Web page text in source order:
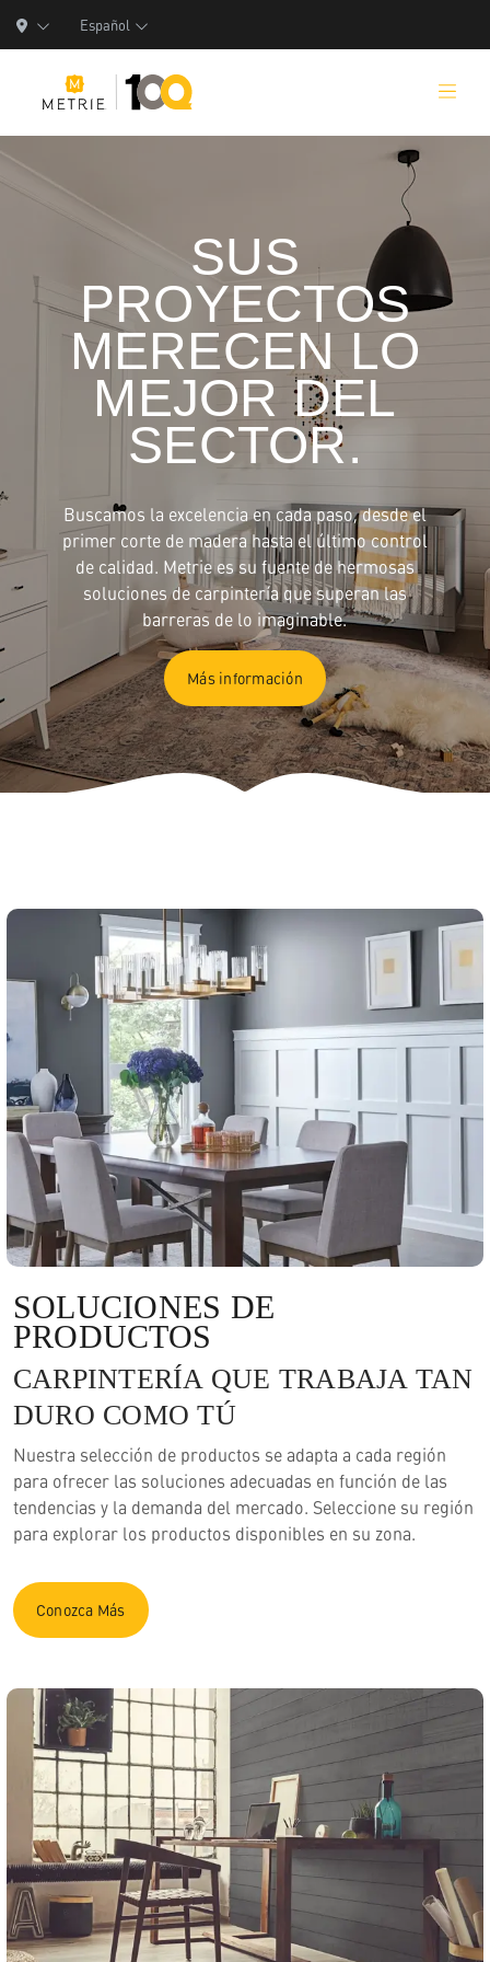
Español
Soluciones de Productos
Manufactura
Recursos
Quiénes Somos
Español
SUS
PROYECTOS
MERECEN LO
MEJOR DEL
SECTOR.
Buscamos la excelencia en cada paso, desde el
primer corte de madera hasta el último control
de calidad. Metrie es su fuente de hermosas
soluciones de carpintería que superan las
barreras de lo imaginable.
Más información
SOLUCIONES DE
PRODUCTOS
CARPINTERÍA QUE TRABAJA TAN
DURO COMO TÚ
Nuestra selección de productos se adapta a cada región
para ofrecer las soluciones adecuadas en función de las
tendencias y la demanda del mercado. Seleccione su región
para explorar los productos disponibles en su zona.
Conozca Más